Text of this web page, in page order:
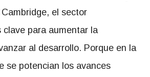
el sector
clave para aumentar la
al desarrollo. Porque en la
se potencian los avances